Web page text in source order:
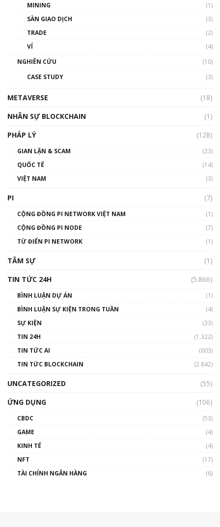
thống & Crypto qua các cuộc chiến | Phổ cập
01:32:59
gió ấm
Talkshow 14: MemeCoin – Trò đùa tỷ đô
01:29:26
MINING
(1)
SÀN GIAO DỊCH
(3)
TRADE
(2)
VÍ
(4)
NGHIÊN CỨU
(10)
CASE STUDY
(3)
METAVERSE
(18)
NHÂN SỰ BLOCKCHAIN
(1)
PHÁP LÝ
(128)
GIAN LẬN & SCAM
(23)
QUỐC TẾ
(14)
VIỆT NAM
(3)
PI (7)
CỘNG ĐỒNG PI NETWORK VIỆT NAM
(1)
CỘNG ĐỒNG PI NODE
(7)
TỪ ĐIỂN PI NETWORK
(1)
TÂM SỰ
(1)
TIN TỨC 24H
(5.866)
BÌNH LUẬN DỰ ÁN
(1)
BÌNH LUẬN SỰ KIỆN TRONG TUẦN
(4)
SỰ KIỆN
(33)
TIN 24H
(1.322)
TIN TỨC AI
(603)
TIN TỨC BLOCKCHAIN
(2.842)
UNCATEGORIZED
(55)
ỨNG DỤNG
(106)
CBDC
(53)
GAME
(4)
KINH TẾ
(4)
NFT
(17)
TÀI CHÍNH NGÂN HÀNG
(6)